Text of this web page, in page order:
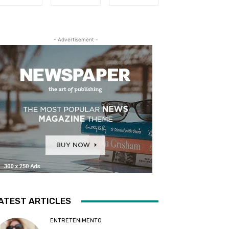
- Advertisement -
ARTICLES
ENTRETENIMENTO